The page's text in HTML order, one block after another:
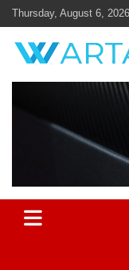
Skip
to
content
Thursday, August 6, 2026
Warta